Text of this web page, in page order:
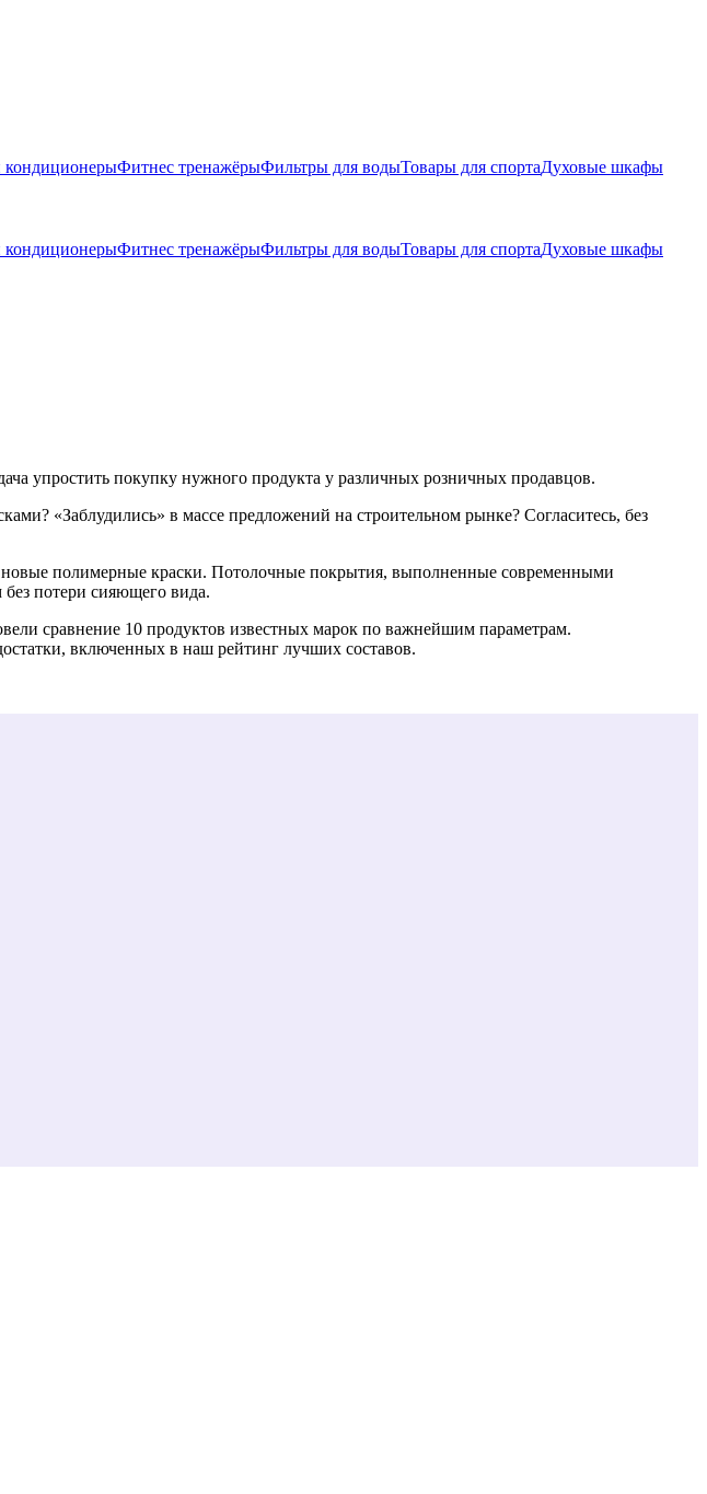
кондиционерыФитнес тренажёрыФильтры для водыТовары для спортаДуховые шкафы
кондиционерыФитнес тренажёрыФильтры для водыТовары для спортаДуховые шкафы
упростить покупку нужного продукта у различных розничных продавцов.
«Заблудились» в массе предложений на строительном рынке? Согласитесь, без
новые полимерные краски. Потолочные покрытия, выполненные современными
потери сияющего вида.
сравнение 10 продуктов известных марок по важнейшим параметрам.
включенных в наш рейтинг лучших составов.